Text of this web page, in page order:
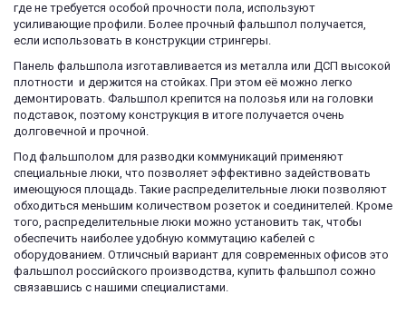
где не требуется особой прочности пола, используют
усиливающие профили. Более прочный фальшпол получается,
если использовать в конструкции стрингеры.
Панель фальшпола изготавливается из металла или ДСП высокой
плотности  и держится на стойках. При этом её можно легко
демонтировать. Фальшпол крепится на полозья или на головки
подставок, поэтому конструкция в итоге получается очень
долговечной и прочной.
Под фальшполом для разводки коммуникаций применяют
специальные люки, что позволяет эффективно задействовать
имеющуюся площадь. Такие распределительные люки позволяют
обходиться меньшим количеством розеток и соединителей. Кроме
того, распределительные люки можно установить так, чтобы
обеспечить наиболее удобную коммутацию кабелей с
оборудованием. Отличсный вариант для современных офисов это
фальшпол российского производства, купить фальшпол сожно
связавшись с нашими специалистами.